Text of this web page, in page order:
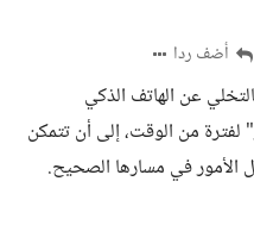
أضف ردا
عن الهاتف الذكي
لفترة من الوقت، إلى أن تتمكن
في مسارها الصحيح.